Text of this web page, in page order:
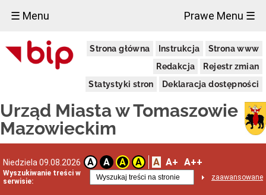
☰ Menu Prawe Menu ☰
Strona główna Instrukcja
Strona www
Redakcja
Rejestr zmian
Statystyki stron
Deklaracja dostępności
Urząd Miasta w Tomaszowie
Mazowieckim
Niedziela 09.08.2026 A A A A A A+ A++
Wyszukiwanie treści w
serwisie:
zaawansowane
Miasto
Pieczęcie
Granice
miasta
Statut
Miasta
Władze
Miasta
Prezydent
×